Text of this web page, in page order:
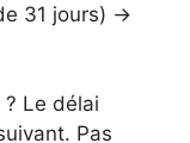
31 jours) →
? Le délai
Pas